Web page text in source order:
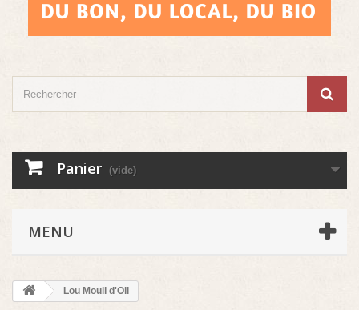
Panier (vide)
MENU
Lou Mouli d'Oli